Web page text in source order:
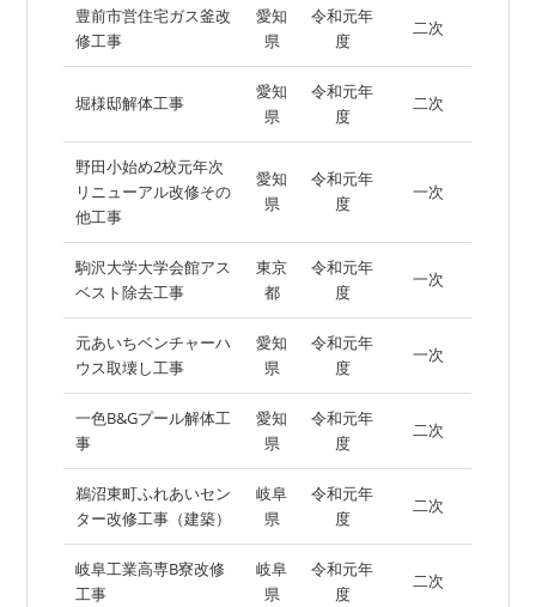
豊前市営住宅ガス釜改
修工事
愛知
県
令和元年
度
二次
堀様邸解体工事
愛知
県
令和元年
度
二次
野田小始め2校元年次
リニューアル改修その
他工事
愛知
県
令和元年
度
一次
駒沢大学大学会館アス
ベスト除去工事
東京
都
令和元年
度
一次
元あいちベンチャーハ
ウス取壊し工事
愛知
県
令和元年
度
一次
一色B&Gプール解体工
事
愛知
県
令和元年
度
二次
鵜沼東町ふれあいセン
ター改修工事（建築）
岐阜
県
令和元年
度
二次
岐阜工業高専B寮改修
工事
岐阜
県
令和元年
度
二次